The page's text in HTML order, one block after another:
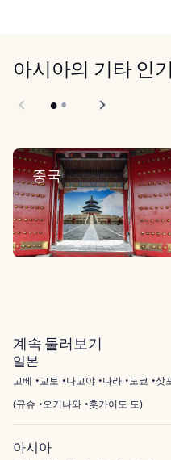
아시아의 기타 인
중국
계속 둘러보기
일본
고베 교토 나고야 나라 도쿄 삿
(규슈 오키나와 홋카이도 도)
아시아